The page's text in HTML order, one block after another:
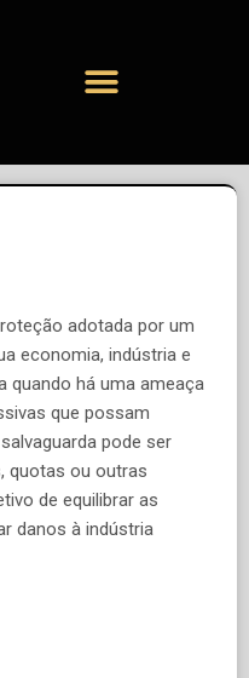
adotada por um
economia, indústria e
quando há uma ameaça
que possam
pode ser
quotas ou outras
de equilibrar as
danos à indústria